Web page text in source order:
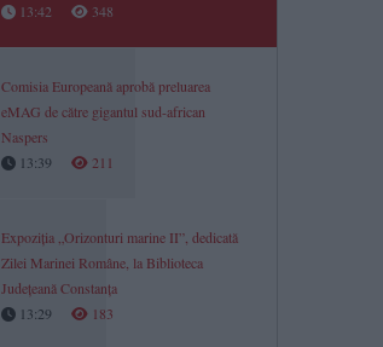
13:42
348
Comisia Europeană aprobă preluarea
eMAG de către gigantul sud-african
Naspers
13:39
211
Expoziția „Orizonturi marine II”, dedicată
Zilei Marinei Române, la Biblioteca
Județeană Constanța
13:29
183